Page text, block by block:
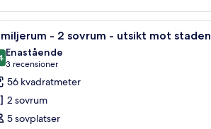
med en bärbar dator, en stol, en tv och ett stort
Ett hotellrum med
9 - 2 sovrum - utsikt mot staden
av 10
Enastående
3 recensioner
(3 recensioner)
56 kvadratmeter
2 sovrum
5 sovplatser